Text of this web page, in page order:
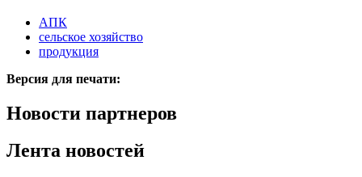
АПК
сельское хозяйство
продукция
Версия для печати:
Новости партнеров
Лента новостей